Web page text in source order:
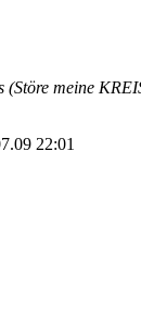
(Störe meine
22:01